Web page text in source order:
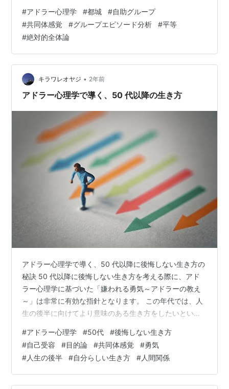
てお天気次第で気分もすぐに変わってしまうということ
は、人は社会だけでなく、地球、宇宙に組み込まれて生
きている存在なんだなぁと実感しますね。 まぁ、組み込
まれている存在であるという事実と、その「私」を組み
込んでいる存在である「全体」を何らかの目的を持って
動いている主体的な存在だとみなす（信じる？）…
#アドラー心理学 #都城 #自助グループ
#共同体感覚 #グループエピソード分析 #平等
#絶対的全体論
キラワレオヤジ • 2年前
アドラー心理学で導く、50 代以降の生き方
アドラー心理学で導く、50 代以降に後悔しない生き方の
秘訣 50 代以降に後悔しない生き方を考える際に、アド
ラー心理学に基づいた「嫌われる勇気～アドラーの教え
～」は非常に有効な指針となります。 この年代では、人
生の後半に向けてより意味のある生き方をしたいという
ることがあります。 そこで、アドラーの思想を取り入れ
ることで、後悔を避けるための理にかなったアプローチ
が可能となります。 本記事では、アドラー心理学を活用
して、50 代以降に後悔しない生き方を築く方法について
解説します。 １．他人の期待から解放されることが自由
#アドラー心理学 #50代 #後悔しない生き方
#自己受容 #目的論 #共同体感覚 #勇気
#人生の後半 #自分らしい生き方 #人間関係